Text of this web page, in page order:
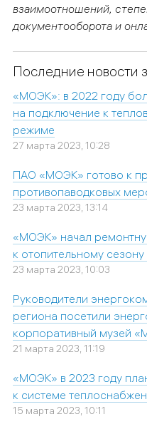
взаимоотношений,
документооборота и
Последние новости
«МОЭК»: в 2022 году
на подключение к
режиме
27 марта 2023, 10:28
ПАО «МОЭК» готово к
противопаводковых
23 марта 2023, 13:14
«МОЭК» начал
к отопительному сезону
23 марта 2023, 10:03
Руководители
региона посетили
корпоративный музей
21 марта 2023, 11:19
«МОЭК» в 2023 году
к системе
15 марта 2023, 10:11